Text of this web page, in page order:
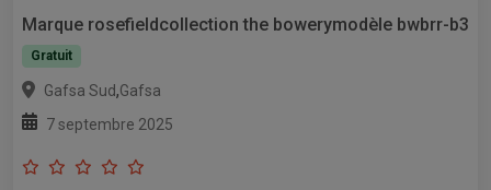
Marque rosefieldcollection the bowerymodèle bwbrr-b3
Gratuit
Gafsa Sud,Gafsa
7 septembre 2025